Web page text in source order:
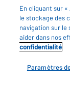
Sid
Faites la
En cliquant sur
le stockage des
navigation sur le
aider dans nos
confidentialité
Paramètres